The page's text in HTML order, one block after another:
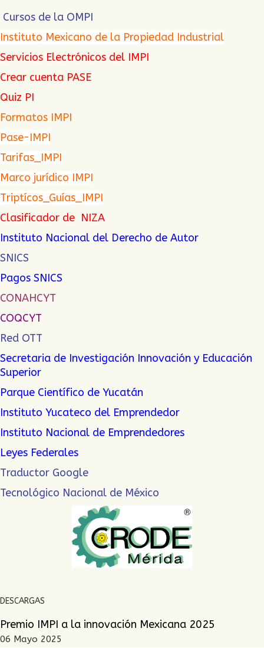
Cursos de la OMPI
Instituto Mexicano de la Propiedad Industrial
Servicios Electrónicos del IMPI
Crear cuenta PASE
Quiz PI
Formatos IMPI
Pase-IMPI
Tarifas_IMPI
Marco jurídico IMPI
Triptícos_Guías_IMPI
Clasificador de NIZA
Instituto Nacional del Derecho de Autor
SNICS
Pagos SNICS
CONAHCYT
COQCYT
Red OTT
Secretaria de Investigación Innovación y Educación
Superior
Parque Científico de Yucatán
Instituto Yucateco del Emprendedor
Instituto Nacional de Emprendedores
Leyes Federales
Traductor Google
Tecnológico Nacional de México
DESCARGAS
Premio IMPI a la innovación Mexicana 2025
06 Mayo 2025